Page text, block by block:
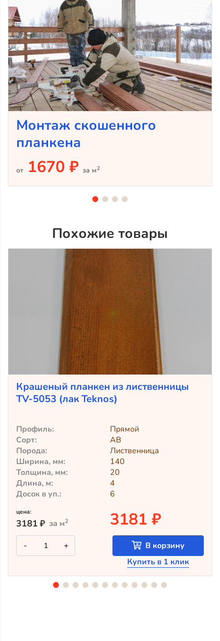
Монтаж скошенного
планкена
от 1670 ₽ за м2
Похожие товары
Крашеный планкен из лиственницы
TV-5053 (лак Teknos)
Профиль:
Прямой
Сорт:
АВ
Порода:
Лиственница
Ширина, мм:
140
Толщина, мм:
20
Длина, м:
4
Досок в уп.:
6
цена:
3181 ₽ за м2 3181 ₽
-
Количество
товара
Крашеный
лиственницы
+
В корзину
Купить в 1 клик